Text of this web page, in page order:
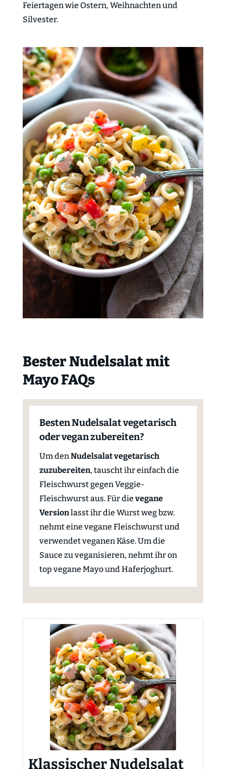
Feiertagen wie Ostern, Weihnachten und
Silvester.
Bester Nudelsalat mit
Mayo FAQs
Besten Nudelsalat vegetarisch
oder vegan zubereiten?
Um denNudelsalat vegetarisch
zuzubereiten, tauscht ihr einfach die
Fleischwurst gegen Veggie-
Fleischwurst aus. Für die vegane
Versionlasst ihr die Wurst weg bzw.
nehmt eine vegane Fleischwurst und
verwendet veganen Käse. Um die
Sauce zu veganisieren, nehmt ihr on
top vegane Mayo und Haferjoghurt.
Klassischer Nudelsalat